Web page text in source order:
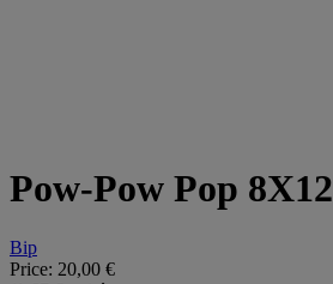
Pow-Pow Pop 8X12
Bip
Price: 20,00 €